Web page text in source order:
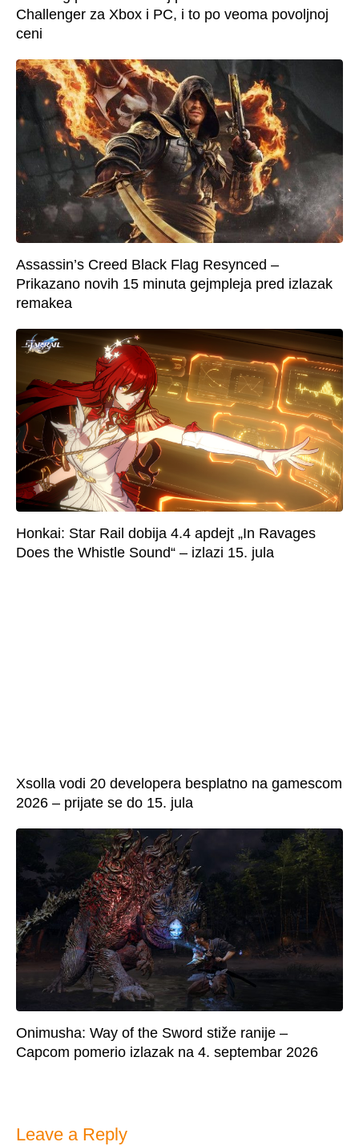
Challenger za Xbox i PC, i to po veoma povoljnoj
ceni
Assassin’s Creed Black Flag Resynced –
Prikazano novih 15 minuta gejmpleja pred izlazak
remakea
Honkai: Star Rail dobija 4.4 apdejt „In Ravages
Does the Whistle Sound“ – izlazi 15. jula
Xsolla vodi 20 developera besplatno na gamescom
2026 – prijate se do 15. jula
Onimusha: Way of the Sword stiže ranije –
Capcom pomerio izlazak na 4. septembar 2026
Leave a Reply